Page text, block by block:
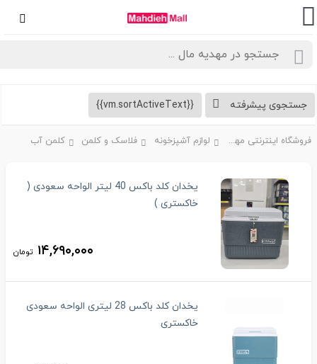
پیشرفته
فروشگاه اینترنتی مهدیه مال لوازم آشپزخونه فلاسک و کلمن کلمن آب
یخدان کلد باکس 40 لیتر الواحه سعودی (
خاکستری )
۱۴,۶۹۰,۰۰۰ تومان
یخدان کلد باکس 28 لیتری الواحه سعودی
خاکستری